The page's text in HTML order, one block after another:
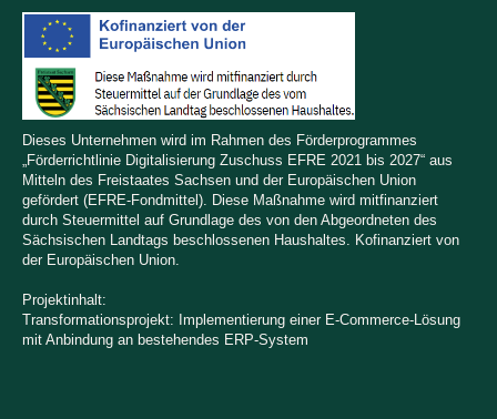
Dieses Unternehmen wird im Rahmen des Förderprogrammes
„Förderrichtlinie Digitalisierung Zuschuss EFRE 2021 bis 2027“ aus
Mitteln des Freistaates Sachsen und der Europäischen Union
gefördert (EFRE-Fondmittel). Diese Maßnahme wird mitfinanziert
durch Steuermittel auf Grundlage des von den Abgeordneten des
Sächsischen Landtags beschlossenen Haushaltes. Kofinanziert von
der Europäischen Union.
Projektinhalt:
Transformationsprojekt: Implementierung einer E-Commerce-Lösung
mit Anbindung an bestehendes ERP-System